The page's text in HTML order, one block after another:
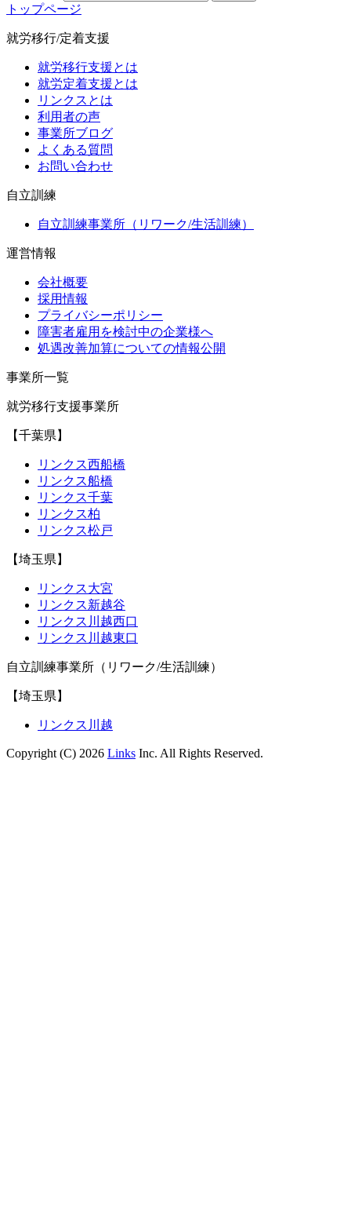
トップページ
就労移行/定着支援
就労移行支援とは
就労定着支援とは
リンクスとは
利用者の声
事業所ブログ
よくある質問
お問い合わせ
自立訓練
自立訓練事業所（リワーク/生活訓練）
運営情報
会社概要
採用情報
プライバシーポリシー
障害者雇用を検討中の企業様へ
処遇改善加算についての情報公開
事業所一覧
就労移行支援事業所
【千葉県】
リンクス西船橋
リンクス船橋
リンクス千葉
リンクス柏
リンクス松戸
【埼玉県】
リンクス大宮
リンクス新越谷
リンクス川越西口
リンクス川越東口
自立訓練事業所（リワーク/生活訓練）
【埼玉県】
リンクス川越
Copyright (C) 2026 Links Inc. All Rights Reserved.